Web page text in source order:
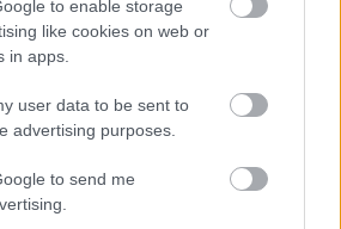
to enable storage
like cookies on web or
in apps.
user data to be sent to
advertising purposes.
to send me
éves kislány erős hasfájásra
és amikor édesanyja elvitte